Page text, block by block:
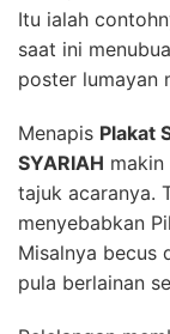
Itu ialah
saat ini
poster lumayan
Menapis Plakat
SYARIAH makin
tajuk acaranya.
menyebabkan
Misalnya becus
pula berlainan